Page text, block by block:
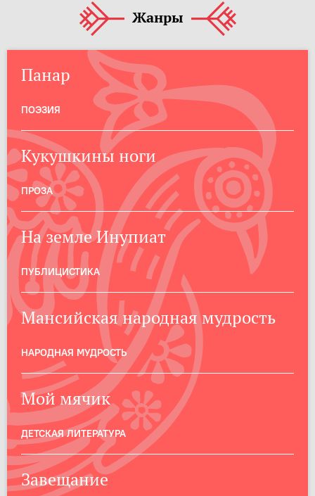
Жанры
Панар
ПОЭЗИЯ
Кукушкины ноги
ПРОЗА
На земле Инупиат
ПУБЛИЦИСТИКА
Мансийская народная мудрость
НАРОДНАЯ МУДРОСТЬ
Мой мячик
ДЕТСКАЯ ЛИТЕРАТУРА
Завещание